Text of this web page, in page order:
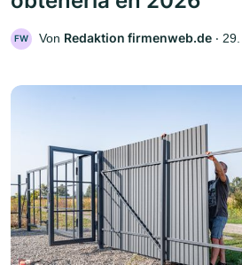
FW Von Redaktion firmenweb.de ‧